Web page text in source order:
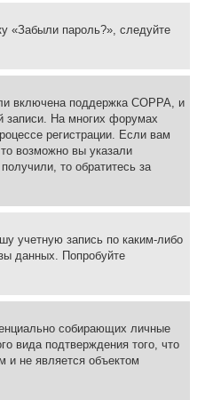
«Забыли пароль?», следуйте
включена поддержка COPPA, и
записи. На многих форумах
регистрации. Если вам
возможно вы указали
то обратитесь за
учетную запись по каким-либо
данных. Попробуйте
собирающих личные
вида подтверждения того, что
и не является объектом